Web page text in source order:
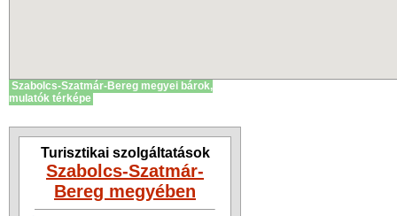
Szabolcs-Szatmár-Bereg megyei bárok,
mulatók térképe
Turisztikai szolgáltatások
Szabolcs-Szatmár-
Bereg megyében